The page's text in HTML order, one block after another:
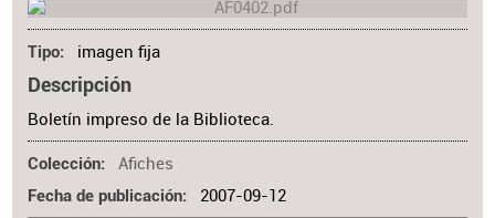
Tipo imagen fija
Descripción
Boletín impreso de la Biblioteca.
Colección Afiches
Fecha de publicación 2007-09-12